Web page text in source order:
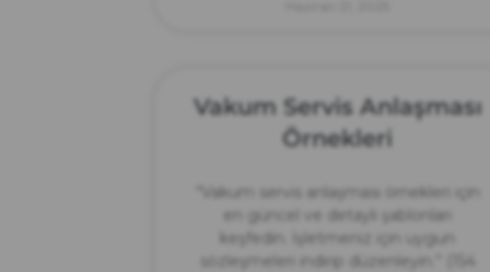
Vakum Servis Anlaşması
Örnekleri
“Vakum servis anlaşması örnekleri için
en güncel ve detaylı şablonları
keşfedin. İşletmeniz için uygun
sözleşmeleri indirip düzenleyin.” (154